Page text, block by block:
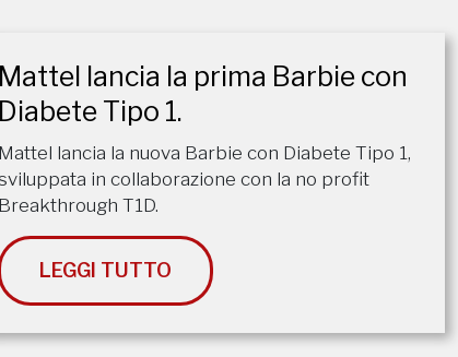
Mattel lancia la prima Barbie con
Diabete Tipo 1.
Mattel lancia la nuova Barbie con Diabete Tipo 1,
in collaborazione con la no profit
Breakthrough T1D.
LEGGI TUTTO